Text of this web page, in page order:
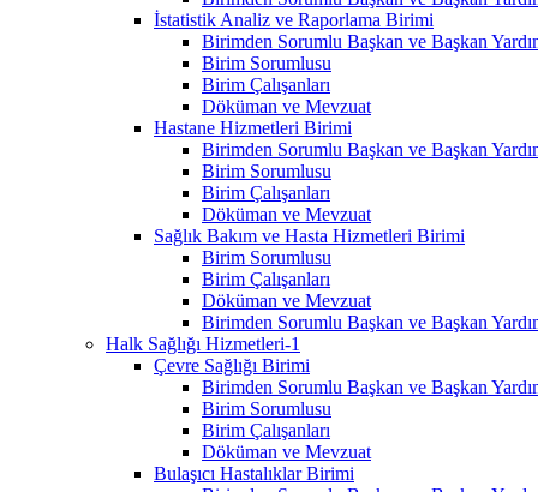
İstatistik Analiz ve Raporlama Birimi
Birimden Sorumlu Başkan ve Başkan
Birim Sorumlusu
Birim Çalışanları
Döküman ve Mevzuat
Hastane Hizmetleri Birimi
Birimden Sorumlu Başkan ve Başkan
Birim Sorumlusu
Birim Çalışanları
Döküman ve Mevzuat
Sağlık Bakım ve Hasta Hizmetleri Birimi
Birim Sorumlusu
Birim Çalışanları
Döküman ve Mevzuat
Birimden Sorumlu Başkan ve Başkan
Halk Sağlığı Hizmetleri-1
Çevre Sağlığı Birimi
Birimden Sorumlu Başkan ve Başkan
Birim Sorumlusu
Birim Çalışanları
Döküman ve Mevzuat
Bulaşıcı Hastalıklar Birimi